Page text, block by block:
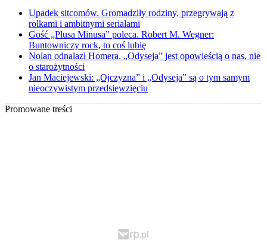
Upadek sitcomów. Gromadziły rodziny, przegrywają z
rolkami i ambitnymi serialami
Gość „Plusa Minusa” poleca. Robert M. Wegner:
Buntowniczy rock, to coś lubię
Nolan odnalazł Homera. „Odyseja” jest opowieścią o nas, nie
o starożytności
Jan Maciejewski: „Ojczyzna” i „Odyseja” są o tym samym
nieoczywistym przedsięwzięciu
Promowane treści